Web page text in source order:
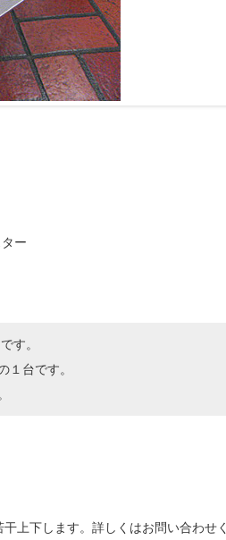
ー
す。
１台です。
上下します。詳しくはお問い合わせく